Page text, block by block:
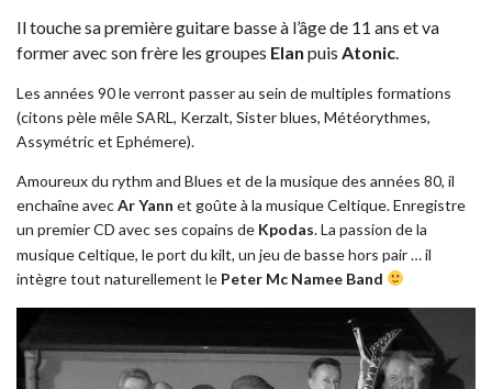
Il touche sa première guitare basse à l’âge de 11 ans et va
former avec son frère les groupes Elan puis Atonic.
Les années 90 le verront passer au sein de multiples formations
(citons pèle mêle SARL, Kerzalt, Sister blues, Météorythmes,
Assymétric et Ephémere).
Amoureux du rythm and Blues et de la musique des années 80, il
enchaîne avecAr Yann et goûte à la musique Celtique. Enregistre
un premier CD avec ses copains de Kpodas. La passion de la
musiqueceltique, le port du kilt, un jeu de basse hors pair … il
intègre tout naturellement le Peter Mc Namee Band